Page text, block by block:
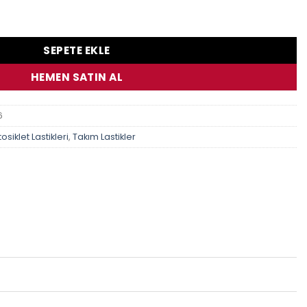
SEPETE EKLE
HEMEN SATIN AL
Lastikleri, Takım Lastikler